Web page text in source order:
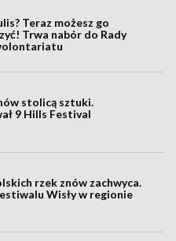
Teraz możesz go
Trwa nabór do Rady
stolicą sztuki.
9 Hills Festival
rzek znów zachwyca.
Wisły w regionie